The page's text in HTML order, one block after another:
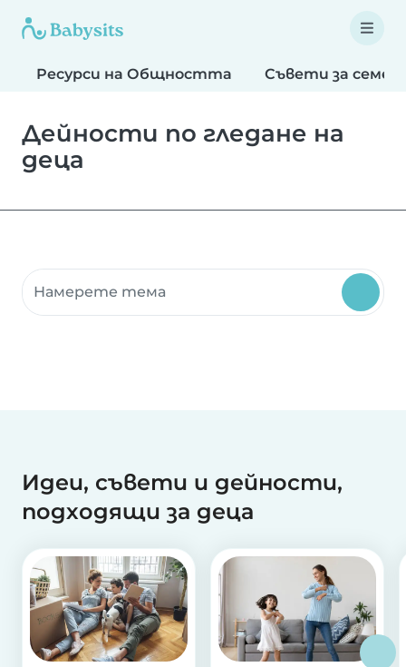
Ресурси на Общността Съвети за
Дейности по гледане на
деца
Търсене на ресурси на общността
Идеи, съвети и дейности,
подходящи за деца